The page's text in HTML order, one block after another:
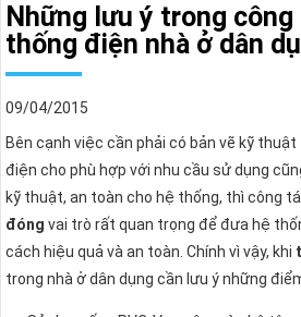
Những lưu ý trong
thống điện nhà ở dân
09/04/2015
Bên cạnh việc cần phải có bản vẽ kỹ
điện cho phù hợp với nhu cầu sử dụng
kỹ thuật, an toàn cho hệ thống, thì công
đóng vai trò rất quan trọng để đưa hệ
cách hiệu quả và an toàn. Chính vì vậy, khi
trong nhà ở dân dụng cần lưu ý những